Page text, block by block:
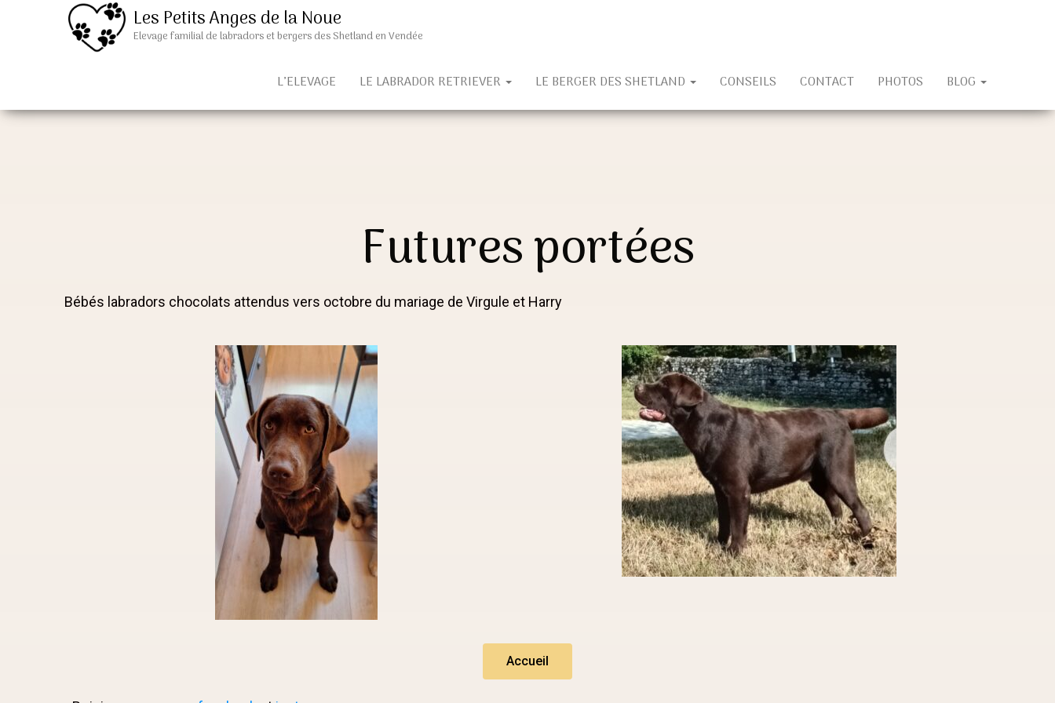
Les Petits Anges de la Noue
Elevage familial de labradors et bergers des Shetland en Vendée
L’ELEVAGE LE LABRADOR RETRIEVER LE BERGER DES SHETLAND CONSEILS CONTACT PHOTOS BLOG
Futures portées
Bébés labradors chocolats attendus vers octobre du mariage de Virgule et Harry
Accueil